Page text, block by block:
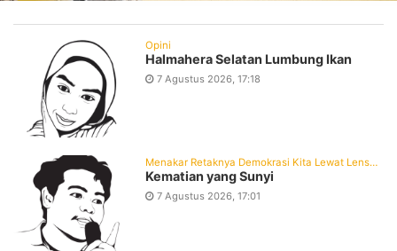
Opini
Halmahera Selatan Lumbung Ikan
7 Agustus 2026, 17:18
Menakar Retaknya Demokrasi Kita Lewat Lensa Levitsky dan Ziblatt
Kematian yang Sunyi
7 Agustus 2026, 17:01